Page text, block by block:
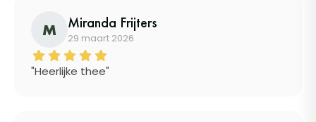
M Miranda Frijters
29 maart 2026
"Heerlijke thee"